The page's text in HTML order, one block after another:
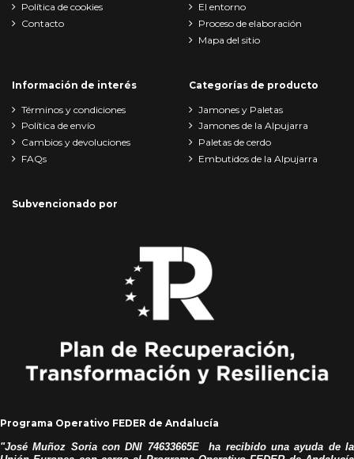
Política de cookies
Contacto
El entorno
Proceso de elaboración
Mapa del sitio
Información de interés
Términos y condiciones
Política de envío
Cambios y devoluciones
FAQs
Categorías de producto
Jamones y Paletas
Jamones de la Alpujarra
Paletas de cerdo
Embutidos de la Alpujarra
Subvencionado por
Programa Operativo FEDER de Andalucía
"José Muñoz Soria con DNI 74633665E ha recibido una ayuda de la